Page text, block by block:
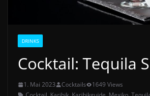
DRINKS
Cocktail: Tequila
1. Mai 2023 Cocktails
1649 Views